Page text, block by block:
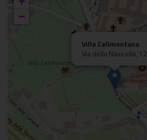
Villa Celimontana
Via della Navicella, 12
−